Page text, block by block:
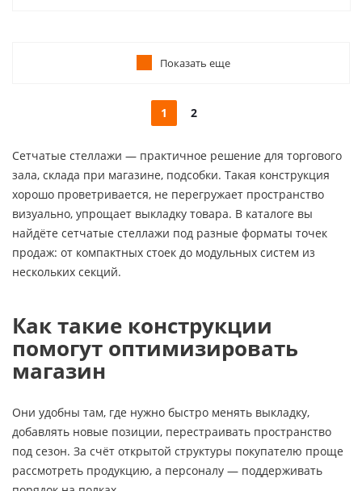
Показать еще
1 2
Сетчатые стеллажи — практичное решение для торгового
зала, склада при магазине, подсобки. Такая конструкция
хорошо проветривается, не перегружает пространство
визуально, упрощает выкладку товара. В каталоге вы
найдёте сетчатые стеллажи под разные форматы точек
продаж: от компактных стоек до модульных систем из
нескольких секций.
Как такие конструкции
помогут оптимизировать
магазин
Они удобны там, где нужно быстро менять выкладку,
добавлять новые позиции, перестраивать пространство
под сезон. За счёт открытой структуры покупателю проще
рассмотреть продукцию, а персоналу — поддерживать